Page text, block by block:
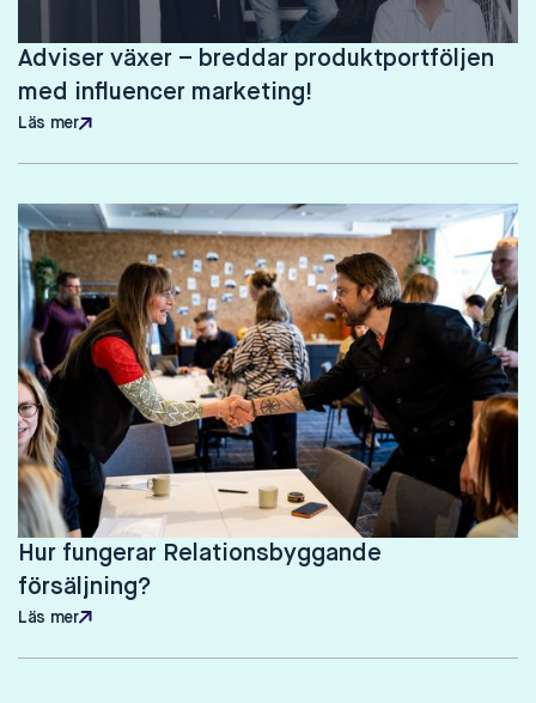
Adviser växer – breddar produktportföljen
med influencer marketing!
Läs mer
Hur fungerar Relationsbyggande
försäljning?
Läs mer